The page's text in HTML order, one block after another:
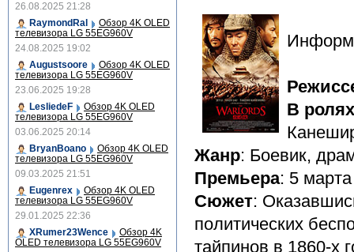
В ролях
Жанр: Боевик,
Премьера: 5
Сюжет:
политических
тайпинов в 1860-х
26.08.2025 21:28
RaymondRal
Обзор 4K OLED
телевизора LG 55EG960V
24.08.2025 19:02
Augustsoore
Обзор 4K OLED
телевизора LG 55EG960V
23.06.2025 19:28
LesliedeF
Обзор 4K OLED
телевизора LG 55EG960V
03.06.2025 20:14
BryanBoano
Обзор 4K OLED
телевизора LG 55EG960V
09.03.2025 21:51
Eugenrex
Обзор 4K OLED
телевизора LG 55EG960V
29.01.2025 22:36
XRumer23Wence
Обзор 4K
OLED телевизора LG 55EG960V